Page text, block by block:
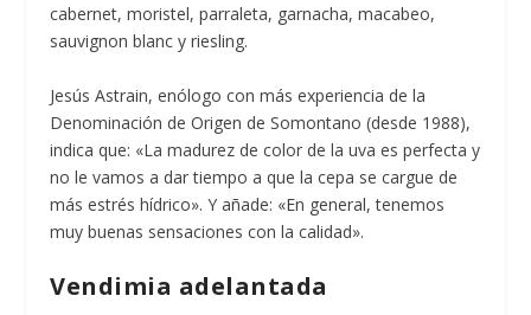
cabernet, moristel, parraleta, garnacha, macabeo,
sauvignon blanc y riesling.
Jesús Astrain, enólogo con más experiencia de la
Denominación de Origen de Somontano (desde 1988),
indica que: «La madurez de color de la uva es perfecta y
no le vamos a dar tiempo a que la cepa se cargue de
más estrés hídrico». Y añade: «En general, tenemos
muy buenas sensaciones con la calidad».
Vendimia adelantada